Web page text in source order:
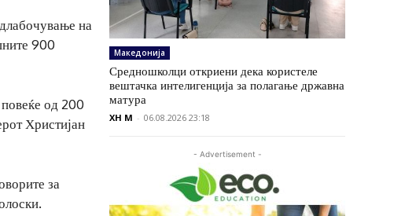
на
900
од 200
Христијан
за
Македонија
Средношколци откриени дека користеле
вештачка интелигенција за полагање државна
матура
XH M - 06.08.2026 23:18
- Advertisement -